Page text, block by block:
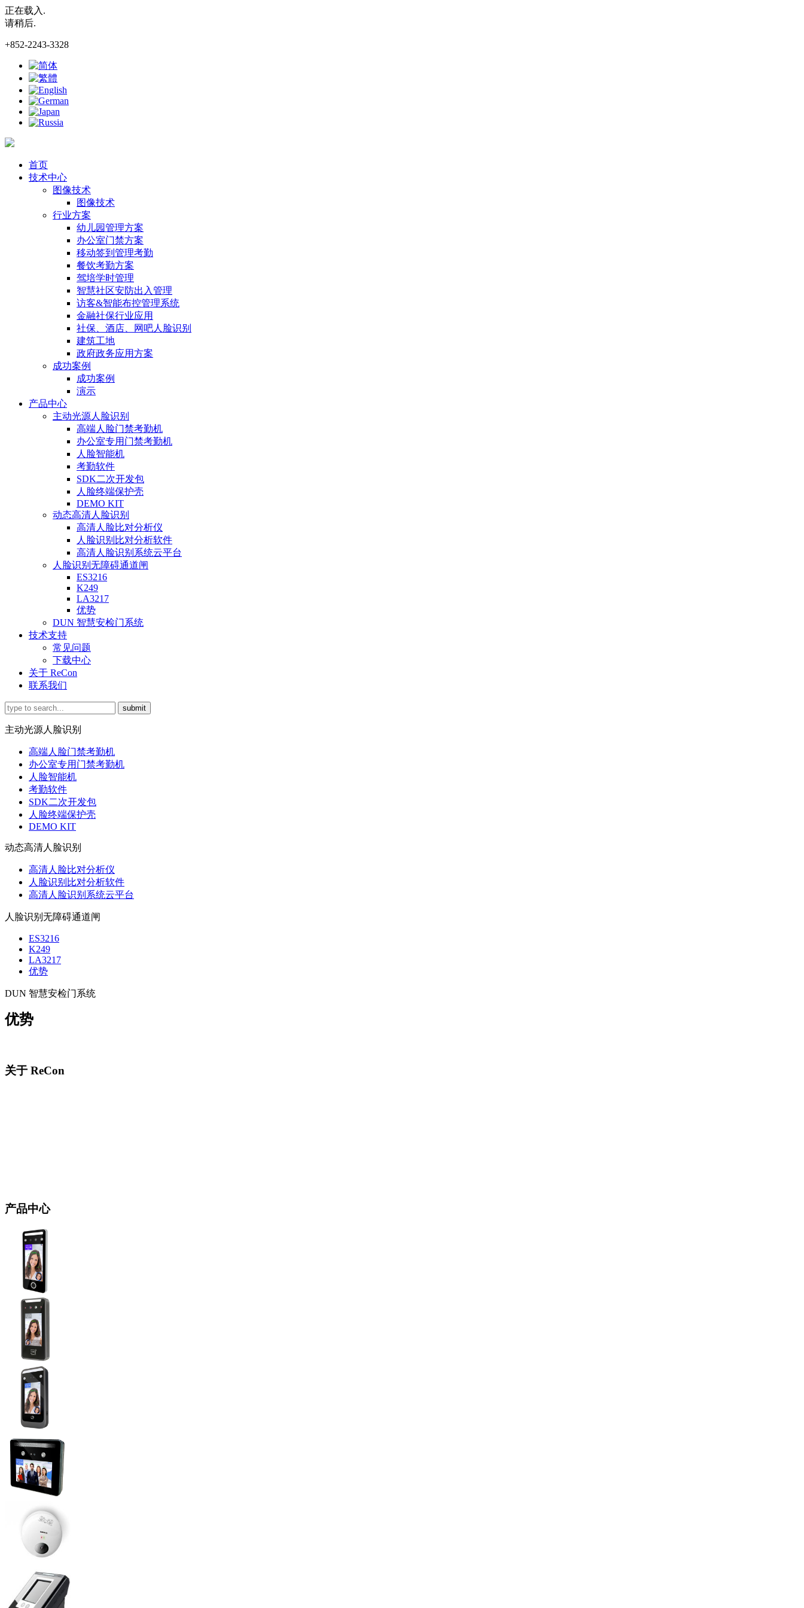
正在载入.
请稍后.
+852-2243-3328
首页
技术中心
图像技术
图像技术
行业方案
幼儿园管理方案
办公室门禁方案
移动签到管理考勤
餐饮考勤方案
驾培学时管理
智慧社区安防出入管理
访客&智能布控管理系统
金融社保行业应用
社保、酒店、网吧人脸识别
建筑工地
政府政务应用方案
成功案例
成功案例
演示
产品中心
主动光源人脸识别
高端人脸门禁考勤机
办公室专用门禁考勤机
人脸智能机
考勤软件
SDK二次开发包
人脸终端保护壳
DEMO KIT
动态高清人脸识别
高清人脸比对分析仪
人脸识别比对分析软件
高清人脸识别系统云平台
人脸识别无障碍通道闸
ES3216
K249
LA3217
优势
DUN 智慧安检门系统
技术支持
常见问题
下载中心
关于 ReCon
联系我们
主动光源人脸识别
高端人脸门禁考勤机
办公室专用门禁考勤机
人脸智能机
考勤软件
SDK二次开发包
人脸终端保护壳
DEMO KIT
动态高清人脸识别
高清人脸比对分析仪
人脸识别比对分析软件
高清人脸识别系统云平台
人脸识别无障碍通道闸
ES3216
K249
LA3217
优势
DUN 智慧安检门系统
优势
关于 ReCon
产品中心